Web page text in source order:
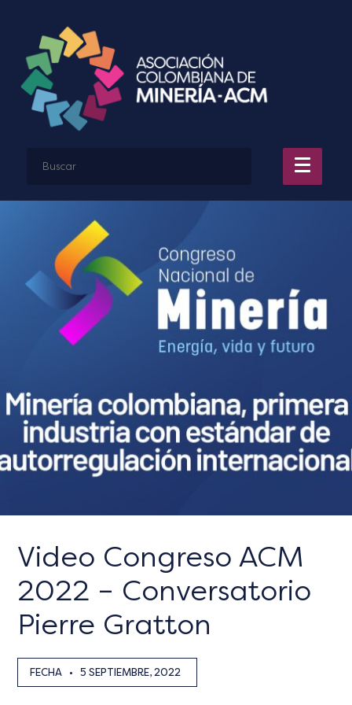
Video Congreso ACM
2022 – Conversatorio
Pierre Gratton
FECHA • 5 SEPTIEMBRE, 2022